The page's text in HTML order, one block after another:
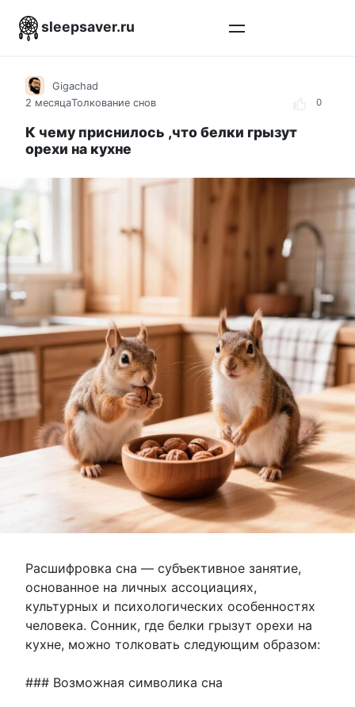
sleepsaver.ru
0
Gigachad
2 месяцаТолкование снов
К чему приснилось ,что белки грызут
орехи на кухне
Расшифровка сна — субъективное занятие,
основанное на личных ассоциациях,
культурных и психологических особенностях
человека. Сонник, где белки грызут орехи на
кухне, можно толковать следующим образом:
### Возможная символика сна